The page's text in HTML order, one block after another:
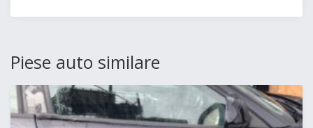
Piese auto similare